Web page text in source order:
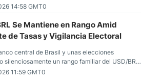
14:58 GMT0
Se Mantiene en Rango Amid
de Tasas y Vigilancia Electoral
central de Brasil y unas elecciones
silenciosamente un rango familiar del USD/BRL.
del banco central de Brasil y unas elecciones
un rango familiar del USD/BRL.
11:59 GMT0